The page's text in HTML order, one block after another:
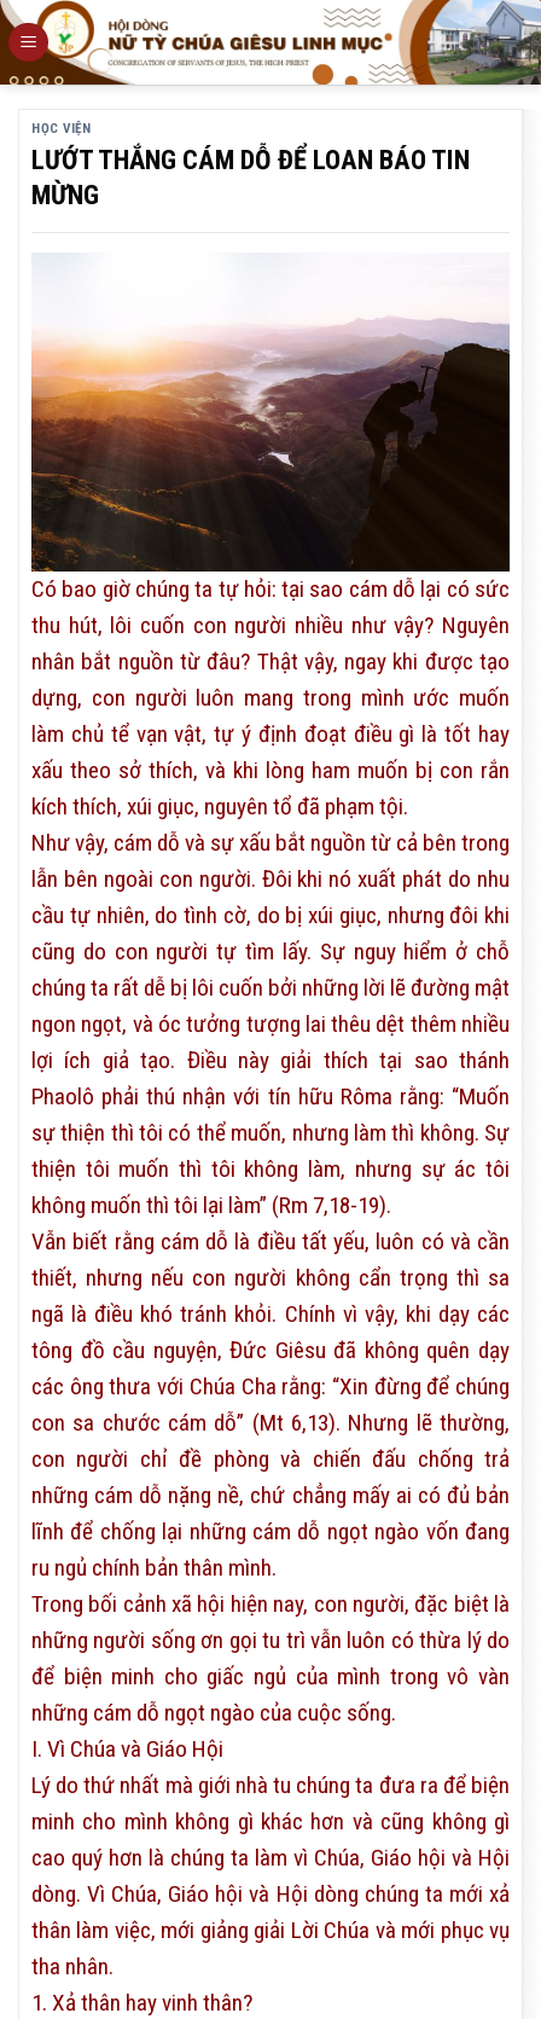
Skip
to
content
HỌC VIỆN
LƯỚT THẮNG CÁM DỖ ĐỂ LOAN BÁO TIN
MỪNG
Có bao giờ chúng ta tự hỏi: tại sao cám dỗ lại có sức
thu hút, lôi cuốn con người nhiều như vậy? Nguyên
nhân bắt nguồn từ đâu? Thật vậy, ngay khi được tạo
dựng, con người luôn mang trong mình ước muốn
làm chủ tể vạn vật, tự ý định đoạt điều gì là tốt hay
xấu theo sở thích, và khi lòng ham muốn bị con rắn
kích thích, xúi giục, nguyên tổ đã phạm tội.
Như vậy, cám dỗ và sự xấu bắt nguồn từ cả bên trong
lẫn bên ngoài con người. Đôi khi nó xuất phát do nhu
cầu tự nhiên, do tình cờ, do bị xúi giục, nhưng đôi khi
cũng do con người tự tìm lấy. Sự nguy hiểm ở chỗ
chúng ta rất dễ bị lôi cuốn bởi những lời lẽ đường mật
ngon ngọt, và óc tưởng tượng lai thêu dệt thêm nhiều
lợi ích giả tạo. Điều này giải thích tại sao thánh
Phaolô phải thú nhận với tín hữu Rôma rằng: “Muốn
sự thiện thì tôi có thể muốn, nhưng làm thì không. Sự
thiện tôi muốn thì tôi không làm, nhưng sự ác tôi
không muốn thì tôi lại làm” (Rm 7,18-19).
Vẫn biết rằng cám dỗ là điều tất yếu, luôn có và cần
thiết, nhưng nếu con người không cẩn trọng thì sa
ngã là điều khó tránh khỏi. Chính vì vậy, khi dạy các
tông đồ cầu nguyện, Đức Giêsu đã không quên dạy
các ông thưa với Chúa Cha rằng: “Xin đừng để chúng
con sa chước cám dỗ” (Mt 6,13). Nhưng lẽ thường,
con người chỉ đề phòng và chiến đấu chống trả
những cám dỗ nặng nề, chứ chẳng mấy ai có đủ bản
lĩnh để chống lại những cám dỗ ngọt ngào vốn đang
ru ngủ chính bản thân mình.
Trong bối cảnh xã hội hiện nay, con người, đặc biệt là
những người sống ơn gọi tu trì vẫn luôn có thừa lý do
để biện minh cho giấc ngủ của mình trong vô vàn
những cám dỗ ngọt ngào của cuộc sống.
I. Vì Chúa và Giáo Hội
Lý do thứ nhất mà giới nhà tu chúng ta đưa ra để biện
minh cho mình không gì khác hơn và cũng không gì
cao quý hơn là chúng ta làm vì Chúa, Giáo hội và Hội
dòng. Vì Chúa, Giáo hội và Hội dòng chúng ta mới xả
thân làm việc, mới giảng giải Lời Chúa và mới phục vụ
tha nhân.
1. Xả thân hay vinh thân?